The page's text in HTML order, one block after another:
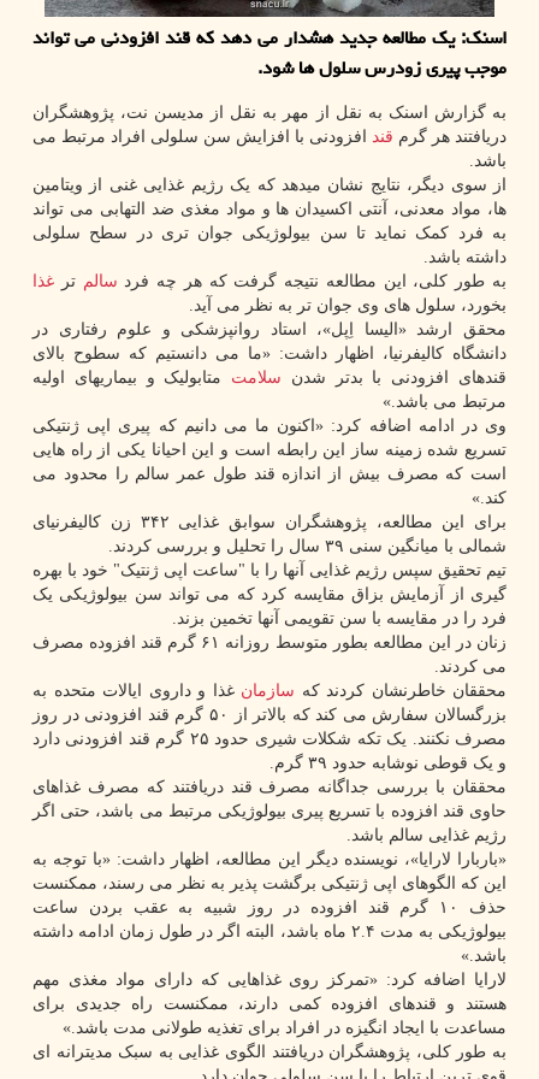
اسنک: یک مطالعه جدید هشدار می دهد که قند افزودنی می تواند
موجب پیری زودرس سلول ها شود.
به گزارش اسنک به نقل از مهر به نقل از مدیسن نت، پژوهشگران
دریافتند هر گرم قند افزودنی با افزایش سن سلولی افراد مرتبط می
باشد.
از سوی دیگر، نتایج نشان میدهد که یک رژیم غذایی غنی از ویتامین
ها، مواد معدنی، آنتی اکسیدان ها و مواد مغذی ضد التهابی می تواند
به فرد کمک نماید تا سن بیولوژیکی جوان تری در سطح سلولی
داشته باشد.
به طور کلی، این مطالعه نتیجه گرفت که هر چه فرد سالم تر غذا
بخورد، سلول های وی جوان تر به نظر می آید.
محقق ارشد «الیسا اِپل»، استاد روانپزشکی و علوم رفتاری در
دانشگاه کالیفرنیا، اظهار داشت: «ما می دانستیم که سطوح بالای
قندهای افزودنی با بدتر شدن سلامت متابولیک و بیماریهای اولیه
مرتبط می باشد.»
وی در ادامه اضافه کرد: «اکنون ما می دانیم که پیری اپی ژنتیکی
تسریع شده زمینه ساز این رابطه است و این احیانا یکی از راه هایی
است که مصرف بیش از اندازه قند طول عمر سالم را محدود می
کند.»
برای این مطالعه، پژوهشگران سوابق غذایی ۳۴۲ زن کالیفرنیای
شمالی با میانگین سنی ۳۹ سال را تحلیل و بررسی کردند.
تیم تحقیق سپس رژیم غذایی آنها را با "ساعت اپی ژنتیک" خود با بهره
گیری از آزمایش بزاق مقایسه کرد که می تواند سن بیولوژیکی یک
فرد را در مقایسه با سن تقویمی آنها تخمین بزند.
زنان در این مطالعه بطور متوسط روزانه ۶۱ گرم قند افزوده مصرف
می کردند.
محققان خاطرنشان کردند که سازمان غذا و داروی ایالات متحده به
بزرگسالان سفارش می کند که بالاتر از ۵۰ گرم قند افزودنی در روز
مصرف نکنند. یک تکه شکلات شیری حدود ۲۵ گرم قند افزودنی دارد
و یک قوطی نوشابه حدود ۳۹ گرم.
محققان با بررسی جداگانه مصرف قند دریافتند که مصرف غذاهای
حاوی قند افزوده با تسریع پیری بیولوژیکی مرتبط می باشد، حتی اگر
رژیم غذایی سالم باشد.
«باربارا لارایا»، نویسنده دیگر این مطالعه، اظهار داشت: «با توجه به
این که الگوهای اپی ژنتیکی برگشت پذیر به نظر می رسند، ممکنست
حذف ۱۰ گرم قند افزوده در روز شبیه به عقب بردن ساعت
بیولوژیکی به مدت ۲.۴ ماه باشد، البته اگر در طول زمان ادامه داشته
باشد.»
لارایا اضافه کرد: «تمرکز روی غذاهایی که دارای مواد مغذی مهم
هستند و قندهای افزوده کمی دارند، ممکنست راه جدیدی برای
مساعدت با ایجاد انگیزه در افراد برای تغذیه طولانی مدت باشد.»
به طور کلی، پژوهشگران دریافتند الگوی غذایی به سبک مدیترانه ای